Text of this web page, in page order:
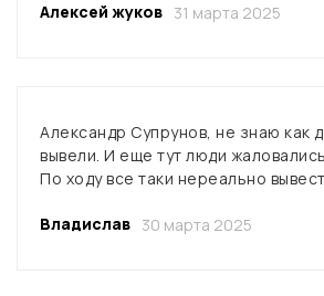
Алексей жуков 31 марта 2025
Александр Супрунов, не знаю как
вывели. И еще тут люди
По ходу все таки нереально
Владислав 30 марта 2025